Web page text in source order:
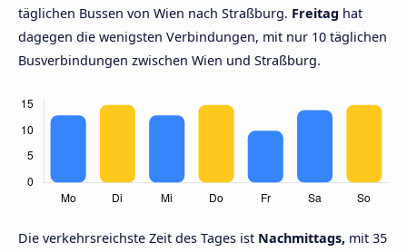
täglichen Bussen von Wien nach Straßburg. Freitag hat
dagegen die wenigsten Verbindungen, mit nur 10 täglichen
Busverbindungen zwischen Wien und Straßburg.
Die verkehrsreichste Zeit des Tages ist Nachmittags, mit 35